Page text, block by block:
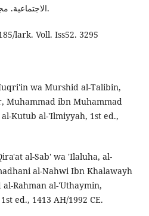
الاجتماعية. مجلد (١)العدد(٥٢)السنة (2024م).
lark. Voll. Iss52. 3295
wa Murshid al-Talibin,
Muhammad ibn Muhammad
Kutub al-'Ilmiyyah, 1st ed.,
al-Sab' wa 'Ilaluha, al-
al-Nahwi Ibn Khalawayh
Rahman al-'Uthaymin,
ed., 1413 AH/1992 CE.